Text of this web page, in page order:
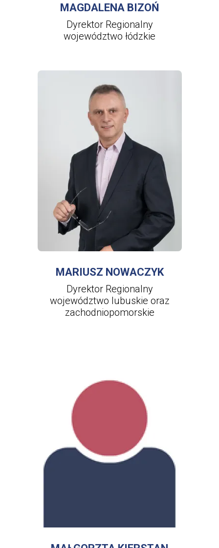
MAGDALENA BIZOŃ
Dyrektor Regionalny
województwo łódzkie
WIĘCEJ INFORMACJI
MARIUSZ
NOWACZYK
MARIUSZ NOWACZYK
Dyrektor Regionalny
województwo lubuskie oraz
zachodniopomorskie